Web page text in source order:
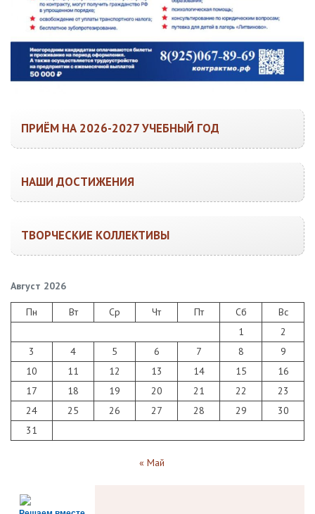
ПРИЁМ НА 2026-2027 УЧЕБНЫЙ ГОД
НАШИ ДОСТИЖЕНИЯ
ТВОРЧЕСКИЕ КОЛЛЕКТИВЫ
Август 2026
Пн Вт Ср Чт Пт Сб
Вс
1
2
3
4 5 6 7 8
9
10
11 12 13 14 15
16
17
18 19 20 21 22
23
24
25 26 27 28 29
30
31
« Май